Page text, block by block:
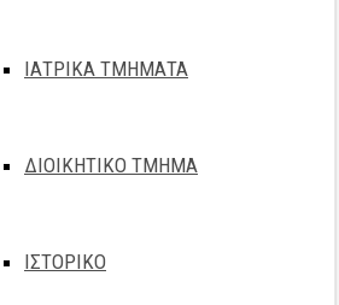
ΙΑΤΡΙΚΑ ΤΜΗΜΑΤΑ
ΔΙΟΙΚΗΤΙΚΟ ΤΜΗΜΑ
ΙΣΤΟΡΙΚΟ